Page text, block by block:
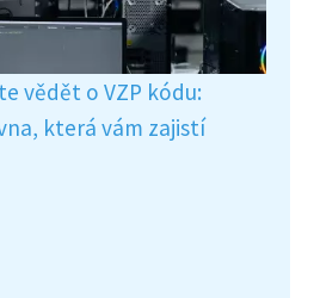
vědět o VZP kódu:
která vám zajistí